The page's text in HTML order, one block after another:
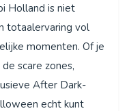
Holland is niet
totaalervaring vol
momenten. Of je
scare zones,
After Dark-
echt kunt